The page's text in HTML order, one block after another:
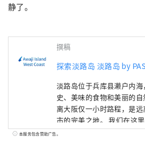
静了。
撰稿
探索淡路岛 淡路岛 by
淡路岛位于兵库县濑户内
史、美味的食物和美丽的
离大阪仅一小时路程，是
市的完美之地。 我们在这
的美丽景点，包括酒店、
本服务包含赞助广告。